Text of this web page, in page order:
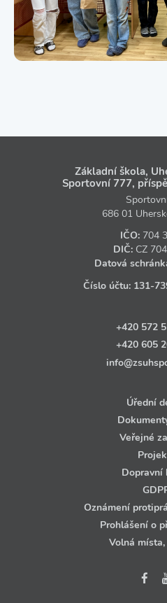
Základní škola,
Sportovní 777,
686 01
IČO: 704
DIČ: CZ
Datová
Číslo účtu:
+420 572
+420 605
Úřední
Veřejné
Dopravní
Oznámení
Prohlášení o
Volná